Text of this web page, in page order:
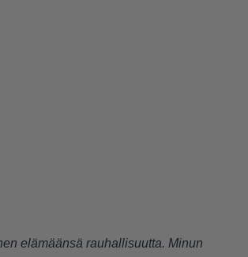
elämäänsä rauhallisuutta. Minun